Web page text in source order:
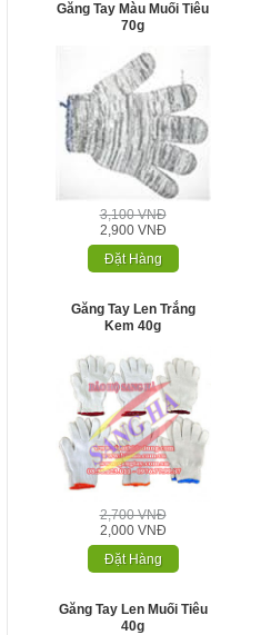
Găng Tay Màu Muối Tiêu
70g
3,100 VNĐ
2,900 VNĐ
Đặt Hàng
Găng Tay Len Trắng
Kem 40g
2,700 VNĐ
2,000 VNĐ
Đặt Hàng
Găng Tay Len Muối Tiêu
40g